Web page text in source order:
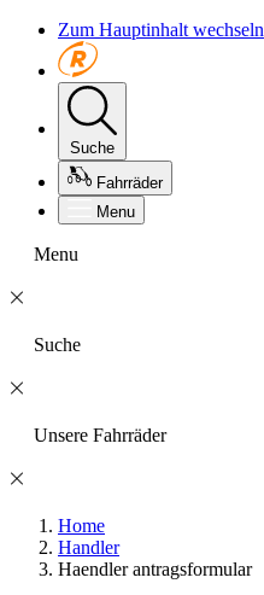
Zum Hauptinhalt wechseln
Suche
Fahrräder
Menu
Menu
Suche
Unsere Fahrräder
Home
Handler
Haendler antragsformular